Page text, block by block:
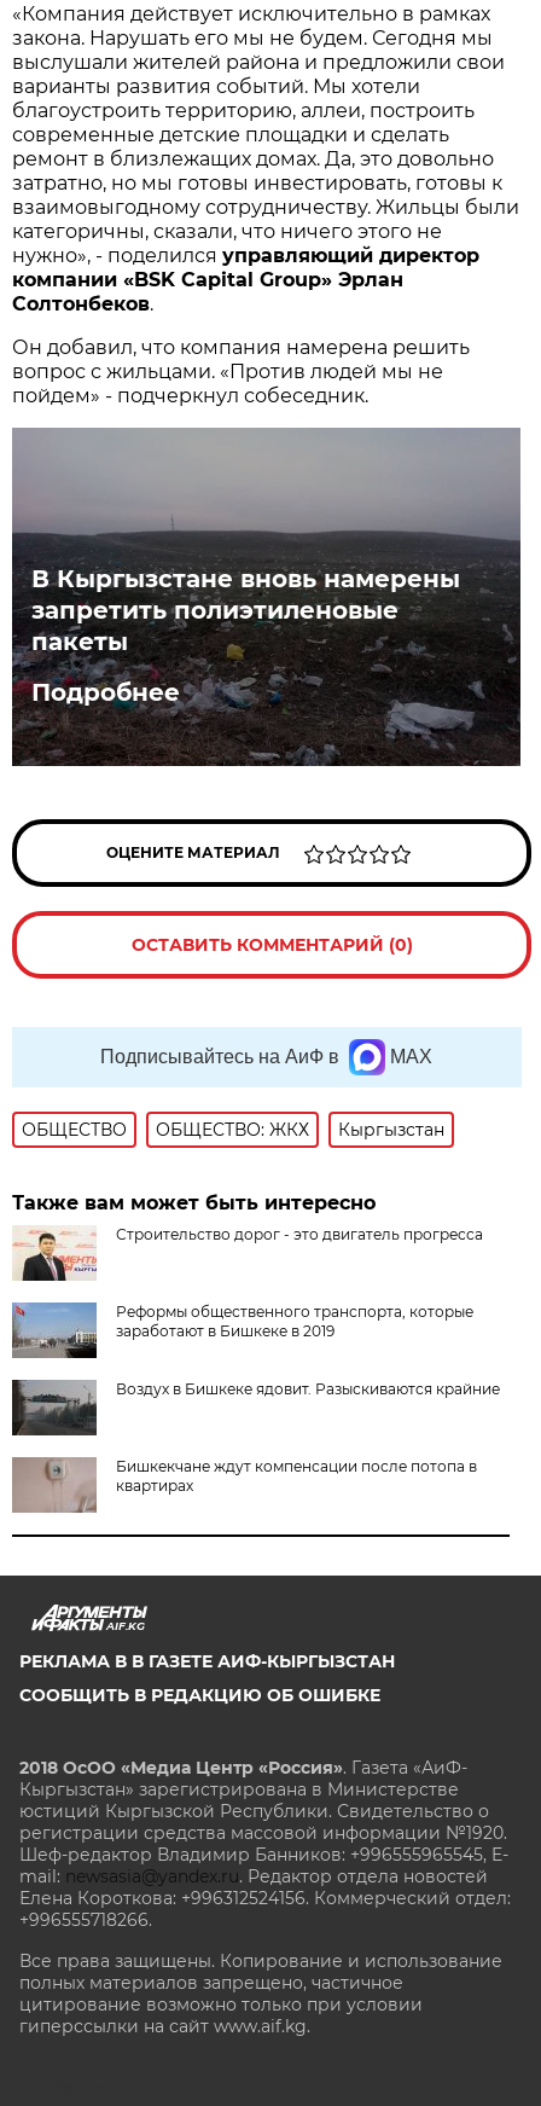
«Компания действует исключительно в рамках
закона. Нарушать его мы не будем. Сегодня мы
выслушали жителей района и предложили свои
варианты развития событий. Мы хотели
благоустроить территорию, аллеи, построить
современные детские площадки и сделать
ремонт в близлежащих домах. Да, это довольно
затратно, но мы готовы инвестировать, готовы к
взаимовыгодному сотрудничеству. Жильцы были
категоричны, сказали, что ничего этого не
нужно», - поделилсяуправляющий директор
компании «BSK Capital Group» Эрлан
Солтонбеков.
Он добавил, что компания намерена решить
вопрос с жильцами. «Против людей мы не
пойдем» - подчеркнул собеседник.
В Кыргызстане вновь намерены
запретить полиэтиленовые
пакеты
Подробнее
ОЦЕНИТЕ МАТЕРИАЛ
ОСТАВИТЬ КОММЕНТАРИЙ (0)
Подписывайтесь на АиФ в MAX
ОБЩЕСТВО ОБЩЕСТВО: ЖКХ Кыргызстан
Также вам может быть интересно
Строительство дорог - это двигатель прогресса
Реформы общественного транспорта, которые
заработают в Бишкеке в 2019
Воздух в Бишкеке ядовит. Разыскиваются крайние
Бишкекчане ждут компенсации после потопа в
квартирах
AIF.KG
РЕКЛАМА В В ГАЗЕТЕ АИФ-КЫРГЫЗСТАН
СООБЩИТЬ В РЕДАКЦИЮ ОБ ОШИБКЕ
2018 ОсОО «Медиа Центр «Россия». Газета «АиФ-
Кыргызстан» зарегистрирована в Министерстве
юстиций Кыргызской Республики. Свидетельство о
регистрации средства массовой информации №1920.
Шеф-редактор Владимир Банников: +996555965545, E-
mail: newsasia@yandex.ru. Редактор отдела новостей
Елена Короткова: +996312524156. Коммерческий отдел:
+996555718266.
Все права защищены. Копирование и использование
полных материалов запрещено, частичное
цитирование возможно только при условии
гиперссылки на сайт www.aif.kg.